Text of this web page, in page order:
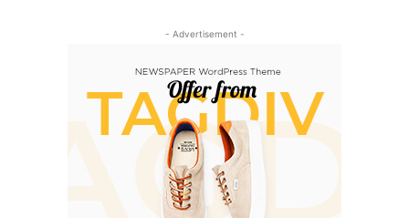
- Advertisement -